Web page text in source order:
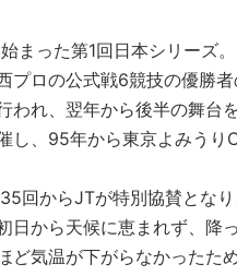
まった第1回日本シリーズ
プロの公式戦6競技の優勝
われ、翌年から後半の舞台
し、95年から東京よみうり
回からJTが特別協賛とな
日から天候に恵まれず、降
ど気温が下がらなかったた